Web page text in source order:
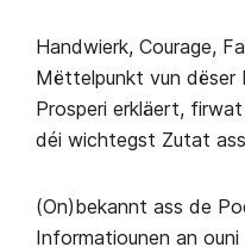
Handwierk, Courage,
Mëttelpunkt vun dëser
Prosperi erkläert,
déi wichtegst Zutat
(On)bekannt ass de
Informatiounen an